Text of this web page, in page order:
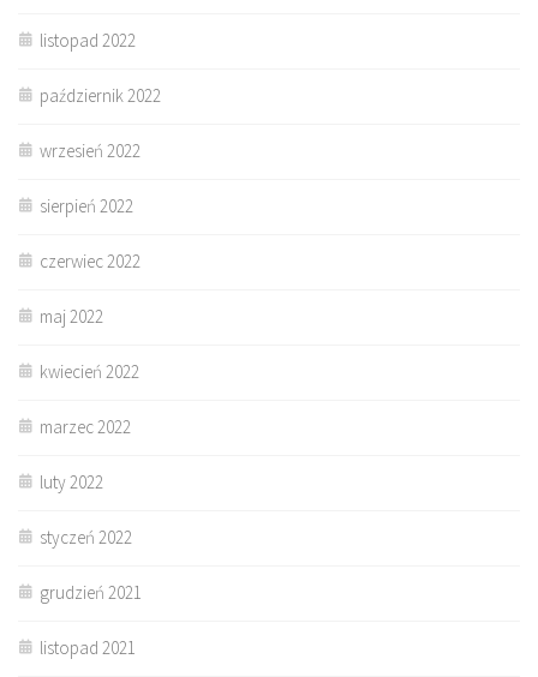
listopad 2022
październik 2022
wrzesień 2022
sierpień 2022
czerwiec 2022
maj 2022
kwiecień 2022
marzec 2022
luty 2022
styczeń 2022
grudzień 2021
listopad 2021